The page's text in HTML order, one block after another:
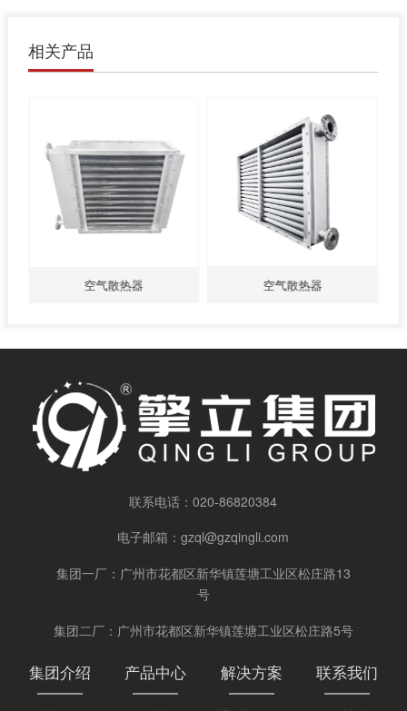
相关产品
空气散热器 空气散热器
联系电话：020-86820384
电子邮箱：gzql@gzqingli.com
集团一厂：广州市花都区新华镇莲塘工业区松庄路13
号
集团二厂：广州市花都区新华镇莲塘工业区松庄路5号
集团介绍 产品中心 解决方案 联系我们